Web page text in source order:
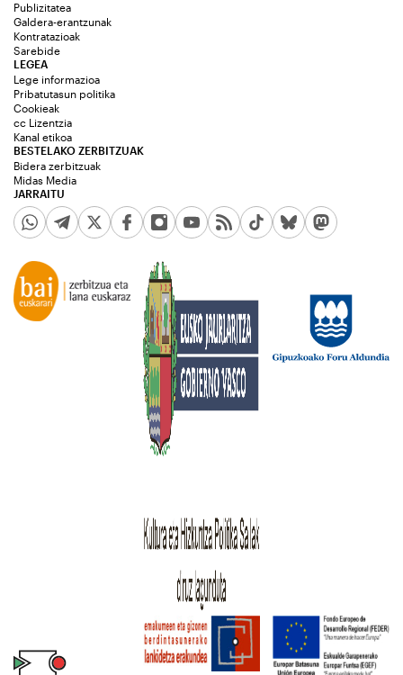
Publizitatea
Galdera-erantzunak
Kontratazioak
Sarebide
JARRAITU
LEGEA
Lege informazioa
Pribatutasun politika
Cookieak
cc Lizentzia
Kanal etikoa
BESTELAKO ZERBITZUAK
Bidera zerbitzuak
Midas Media